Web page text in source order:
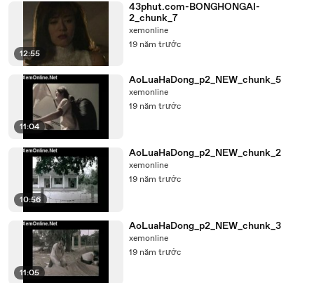
12:55
43phut.com-BONGHONGAI-
2_chunk_7
xemonline
19 năm trước
11:04
AoLuaHaDong_p2_NEW_chunk_5
xemonline
19 năm trước
10:56
AoLuaHaDong_p2_NEW_chunk_2
xemonline
19 năm trước
11:05
AoLuaHaDong_p2_NEW_chunk_3
xemonline
19 năm trước